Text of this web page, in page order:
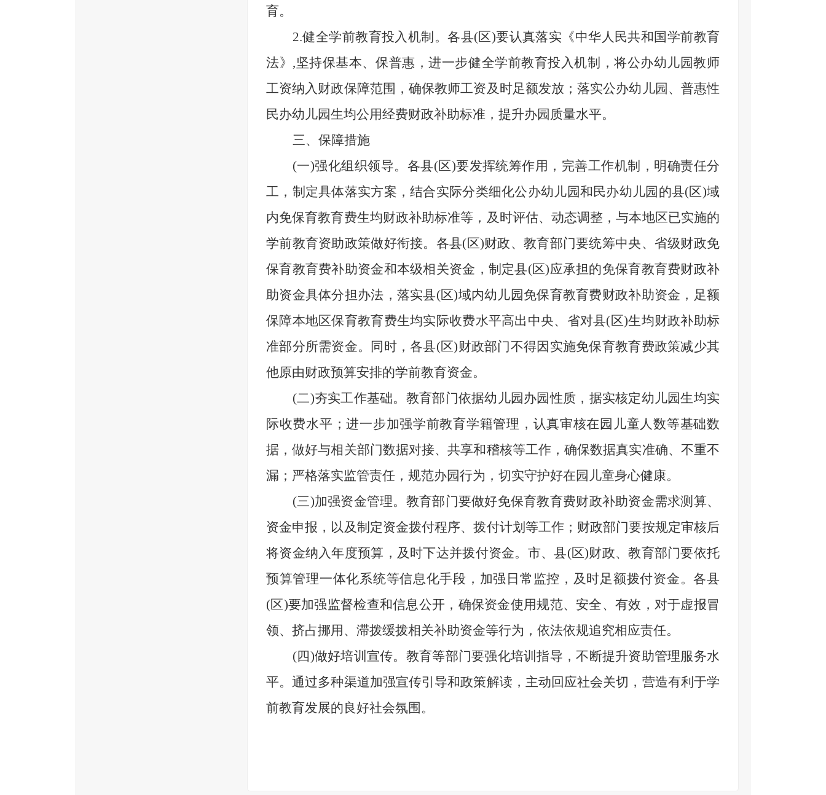
育。
2.健全学前教育投入机制。各县(区)要认真落实《中华人民共和国学前教育
法》,坚持保基本、保普惠，进一步健全学前教育投入机制，将公办幼儿园教师
工资纳入财政保障范围，确保教师工资及时足额发放；落实公办幼儿园、普惠性
民办幼儿园生均公用经费财政补助标准，提升办园质量水平。
三、保障措施
(一)强化组织领导。 各县(区)要发挥统筹作用，完善工作机制，明确责任分
工，制定具体落实方案，结合实际分类细化公办幼儿园和民办幼儿园的县(区)域
内免保育教育费生均财政补助标准等，及时评估、动态调整，与本地区已实施的
学前教育资助政策做好衔接。各县(区)财政、教育部门要统筹中央、省级财政免
保育教育费补助资金和本级相关资金，制定县(区)应承担的免保育教育费财政补
助资金具体分担办法，落实县(区)域内幼儿园免保育教育费财政补助资金，足额
保障本地区保育教育费生均实际收费水平高出中央、省对县(区)生均财政补助标
准部分所需资金。同时，各县(区)财政部门不得因实施免保育教育费政策减少其
他原由财政预算安排的学前教育资金。
(二)夯实工作基础。 教育部门依据幼儿园办园性质，据实核定幼儿园生均实
际收费水平；进一步加强学前教育学籍管理，认真审核在园儿童人数等基础数
据，做好与相关部门数据对接、共享和稽核等工作，确保数据真实准确、不重不
漏；严格落实监管责任，规范办园行为，切实守护好在园儿童身心健康。
(三)加强资金管理。 教育部门要做好免保育教育费财政补助资金需求测算、
资金申报，以及制定资金拨付程序、拨付计划等工作；财政部门要按规定审核后
将资金纳入年度预算，及时下达并拨付资金。市、县(区)财政、教育部门要依托
预算管理一体化系统等信息化手段，加强日常监控，及时足额拨付资金。各县
(区)要加强监督检查和信息公开，确保资金使用规范、安全、有效，对于虚报冒
领、挤占挪用、滞拨缓拨相关补助资金等行为，依法依规追究相应责任。
(四)做好培训宣传。 教育等部门要强化培训指导，不断提升资助管理服务水
平。通过多种渠道加强宣传引导和政策解读，主动回应社会关切，营造有利于学
前教育发展的良好社会氛围。